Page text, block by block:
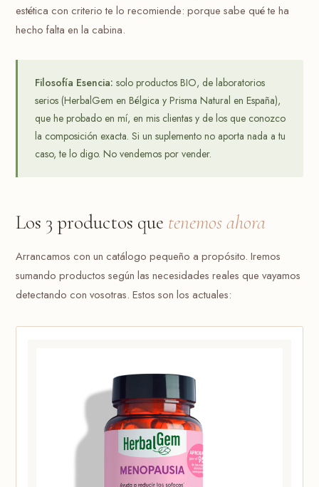
estética con criterio te lo recomiende: porque sabe qué te ha
hecho falta en la cabina.
Filosofía Esencia: solo productos BIO, de laboratorios
serios (HerbalGem en Bélgica y Prisma Natural en España),
que he probado en mí, en mis clientas y de los que conozco
la composición exacta. Si un suplemento no aporta nada a tu
caso, te lo digo. No vendemos por vender.
Los 3 productos que tenemos ahora
Arrancamos con un catálogo pequeño a propósito. Iremos
sumando productos según las necesidades reales que vayamos
detectando con vosotras. Estos son los actuales: